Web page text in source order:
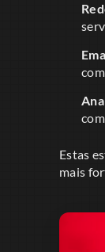
Estas
mais